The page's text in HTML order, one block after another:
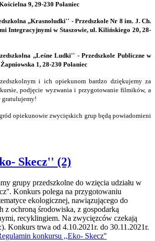
9, 29-230 Połaniec
,,Krasnoludki'' - Przedszkole Nr 8 im. J. Ch.
Integracyjnymi w Staszowie, ul. Kilińskiego 20, 28-
,,Leśne Ludki'' - Przedszkole Publiczne w
1, 28-230 Połaniec
i ich opiekunom bardzo dziękujemy za
podjęcie wyzwania i przygotowanie filmików, a
gratulujemy!
opiekunowie zwycięskich grup będą powiadomieni
Skecz'' (2)
grupy przedszkolne do wzięcia udziału w
Konkurs polega na przygotowaniu
ekologicznej, nawiązującego do
z ochroną środowiska, z gospodarką
recyklingiem. Na zwycięzców czekają
Konkurs trwa od 4.10.2021r. do 30.11.2021r.
konkursu ,,Eko- Skecz''